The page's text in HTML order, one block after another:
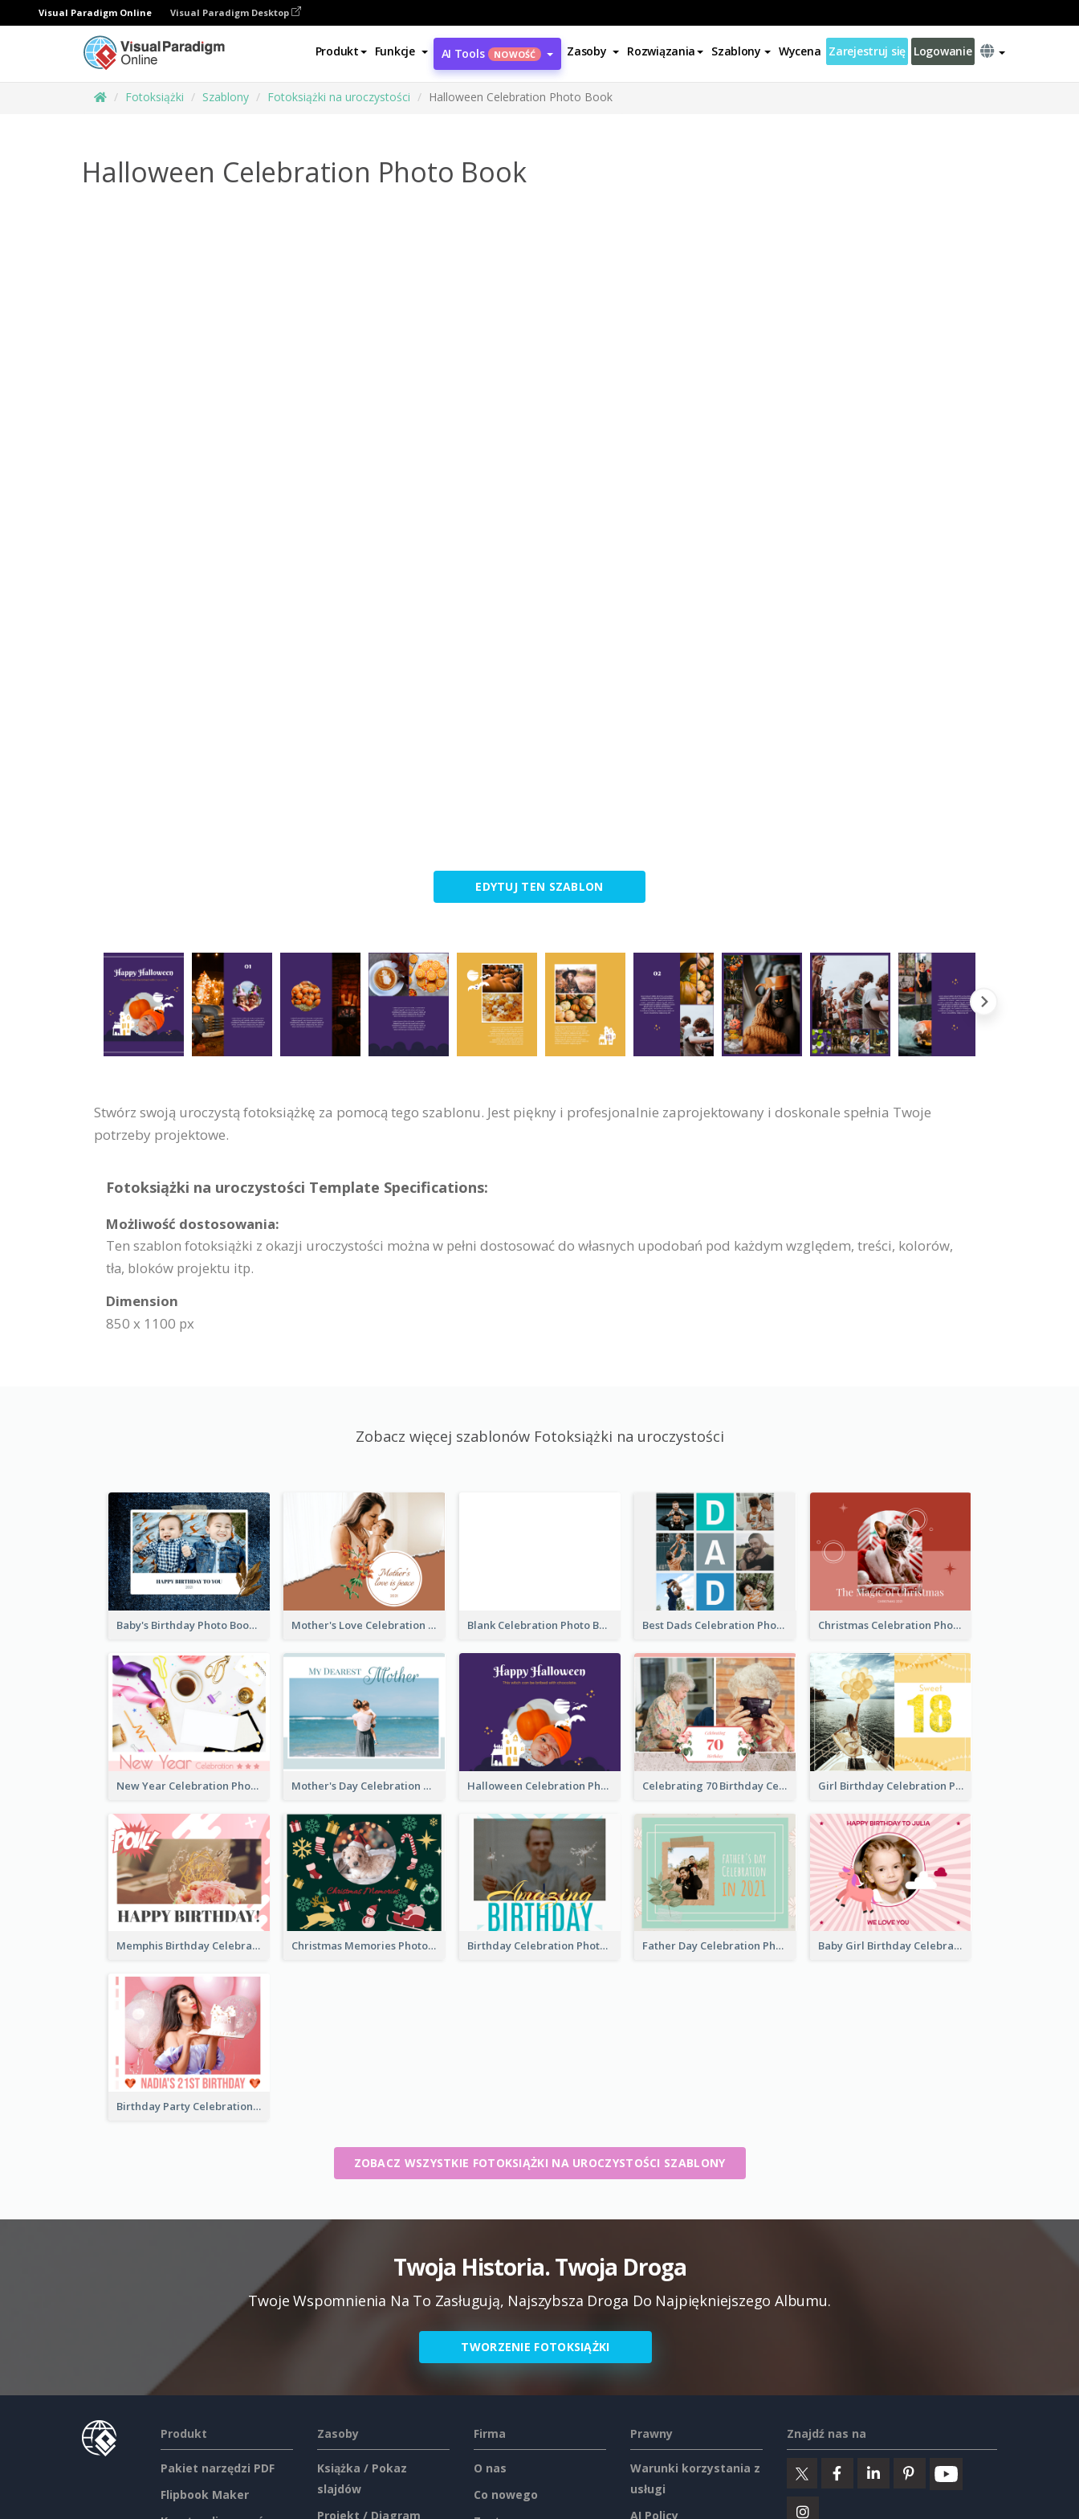
Visual Paradigm Online Visual Paradigm Desktop
Produkt Funkcje AI Tools NOWOŚĆ Zasoby Rozwiązania Szablony Wycena Zarejestruj się Logowanie
Fotoksiążki Szablony Fotoksiążki na uroczystości Halloween Celebration Photo Book
Halloween Celebration Photo Book
EDYTUJ TEN SZABLON
Stwórz swoją uroczystą fotoksiążkę za pomocą tego szablonu. Jest piękny i profesjonalnie zaprojektowany i doskonale spełnia Twoje
potrzeby projektowe.
Fotoksiążki na uroczystości Template Specifications:
Możliwość dostosowania:
Ten szablon fotoksiążki z okazji uroczystości można w pełni dostosować do własnych upodobań pod każdym względem, treści, kolorów,
tła, bloków projektu itp.
Dimension
850 x 1100 px
Zobacz więcej szablonów Fotoksiążki na uroczystości
Baby's Birthday Photo Book Mother's Love Celebration Photo Book Blank Celebration Photo Book Best Dads Celebration Photo Book Christmas Celebration Photo Book
New Year Celebration Photo Book Mother's Day Celebration Photo Book Halloween Celebration Photo Book Celebrating 70 Birthday Celebration Photo Book Girl Birthday Celebration Photo Book
Memphis Birthday Celebration Photo Book Christmas Memories Photo Book Birthday Celebration Photo Book Father Day Celebration Photo Book With Quotes Baby Girl Birthday Celebration Photo Book
Birthday Party Celebration Photo Book
ZOBACZ WSZYSTKIE FOTOKSIĄŻKI NA UROCZYSTOŚCI SZABLONY
Twoja Historia. Twoja Droga
Twoje Wspomnienia Na To Zasługują, Najszybsza Droga Do Najpiękniejszego Albumu.
TWORZENIE FOTOKSIĄŻKI
Produkt
Pakiet narzędzi PDF
Flipbook Maker
Zasoby
Książka / Pokaz
slajdów
Projekt / Diagram
Firma
O nas
Co nowego
Prawny
Warunki korzystania z
usługi
AI Policy
Znajdź nas na